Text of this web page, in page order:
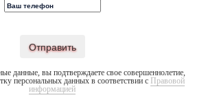
Отправить
данные, вы подтверждаете свое совершеннолетие,
персональных данных в соответствии с Правовой
информацией